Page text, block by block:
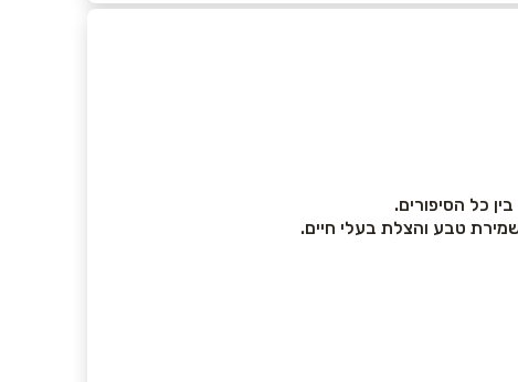
כל הסיפורים.
טבע והצלת בעלי חיים.